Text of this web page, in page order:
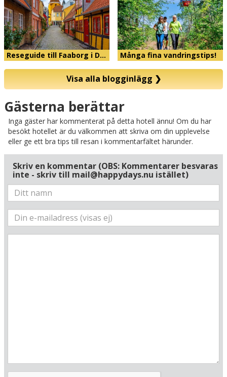
Reseguide till Faaborg i D… Många fina vandringstips!
Visa alla blogginlägg❯
Karta
Gästerna berättar
Inga gäster har kommenterat på detta hotell ännu! Om du har
besökt hotellet är du välkommen att skriva om din upplevelse
eller ge ett bra tips till resan i kommentarfältet härunder.
Skriv en kommentar (OBS: Kommentarer besvaras
inte - skriv till mail@happydays.nu istället)